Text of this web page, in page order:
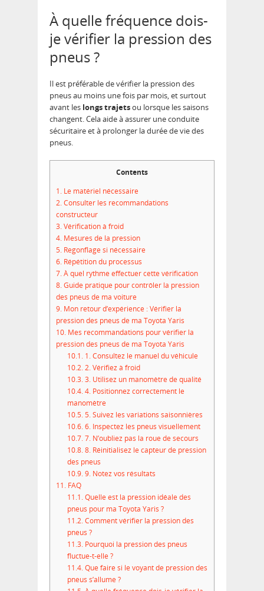
À quelle fréquence dois-
je vérifier la pression des
pneus ?
Il est préférable de vérifier la pression des
pneus au moins une fois par mois, et surtout
avant les longs trajetsou lorsque les saisons
changent. Cela aide à assurer une conduite
sécuritaire et à prolonger la durée de vie des
pneus.
Contents
1. Le matériel nécessaire
2.Consulter les recommandations
constructeur
3.Vérification à froid
4. Mesures de la pression
5. Regonflage si nécessaire
6. Répétition du processus
7.À quel rythme effectuer cette vérification
8.Guide pratique pour contrôler la pression
des pneus de ma voiture
9. Mon retour d’expérience : Vérifier la
pression des pneus de ma Toyota Yaris
10. Mes recommandations pour vérifier la
pression des pneus de ma Toyota Yaris
10.1.1. Consultez le manuel du véhicule
10.2.2. Vérifiez à froid
10.3.3. Utilisez un manomètre de qualité
10.4.4. Positionnez correctement le
manomètre
10.5.5. Suivez les variations saisonnières
10.6.6. Inspectez les pneus visuellement
10.7.7. N’oubliez pas la roue de secours
10.8.8. Réinitialisez le capteur de pression
des pneus
10.9.9. Notez vos résultats
11. FAQ
11.1.Quelle est la pression idéale des
pneus pour ma Toyota Yaris ?
11.2.Comment vérifier la pression des
pneus ?
11.3.Pourquoi la pression des pneus
fluctue-t-elle ?
11.4.Que faire si le voyant de pression des
pneus s’allume ?